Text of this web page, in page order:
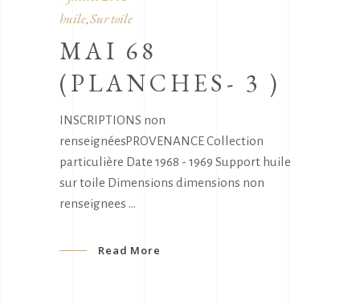
huile, Sur toile
MAI 68
(PLANCHES- 3 )
INSCRIPTIONS non
renseignéesPROVENANCE Collection
particulière Date 1968 - 1969 Support huile
sur toile Dimensions dimensions non
renseignees
Read More